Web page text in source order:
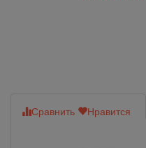
Сравнить Нравится